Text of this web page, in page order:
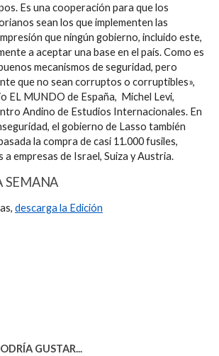
Es una cooperación para que los
sean los que implementen las
que ningún gobierno, incluido este,
a aceptar una base en el país. Como es
mecanismos de seguridad, pero
que no sean corruptos o corruptibles»,
EL MUNDO de España, Michel Levi,
Andino de Estudios Internacionales. En
el gobierno de Lasso también
la compra de casi 11.000 fusiles,
a empresas de Israel, Suiza y Austria.
SEMANA
descarga la Edición
GUSTAR...